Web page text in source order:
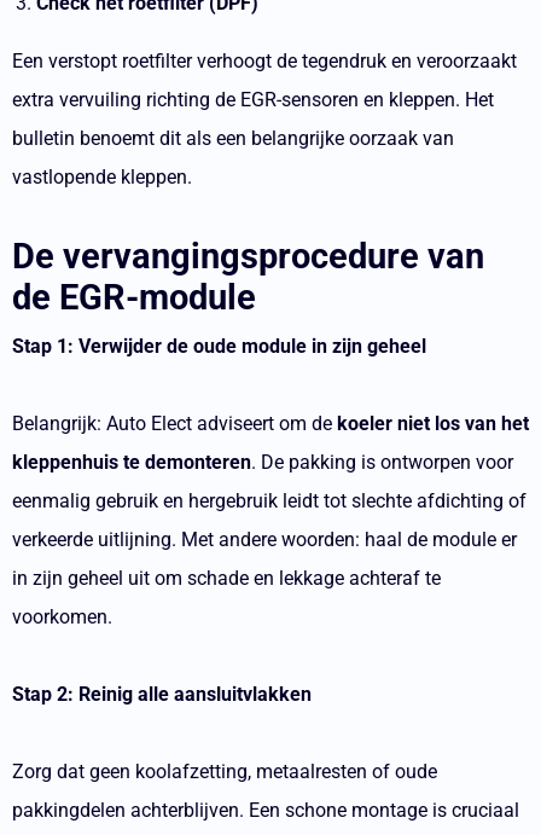
Een verstopt roetfilter verhoogt de tegendruk en veroorzaakt
extra vervuiling richting de EGR-sensoren en kleppen. Het
bulletin benoemt dit als een belangrijke oorzaak van
vastlopende kleppen.
De vervangingsprocedure van
de EGR-module
Stap 1: Verwijder de oude module in zijn geheel
Belangrijk: Auto Elect adviseert om de koeler niet los van het
kleppenhuis te demonteren. De pakking is ontworpen voor
eenmalig gebruik en hergebruik leidt tot slechte afdichting of
verkeerde uitlijning. Met andere woorden: haal de module er
in zijn geheel uit om schade en lekkage achteraf te
voorkomen.
Stap 2: Reinig alle aansluitvlakken
Zorg dat geen koolafzetting, metaalresten of oude
pakkingdelen achterblijven. Een schone montage is cruciaal